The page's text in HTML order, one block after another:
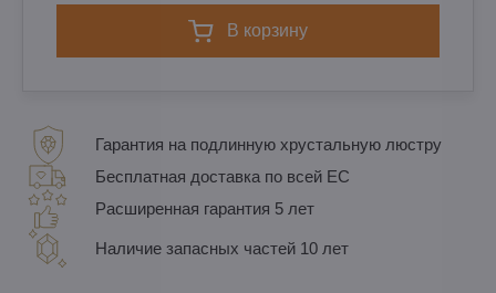
в корзину
Гарантия на подлинную хрустальную люстру
Бесплатная доставка по всей ЕС
Расширенная гарантия 5 лет
Наличие запасных частей 10 лет